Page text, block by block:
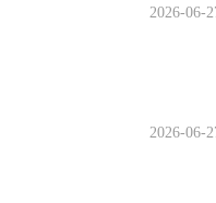
2026-06-
2026-06-